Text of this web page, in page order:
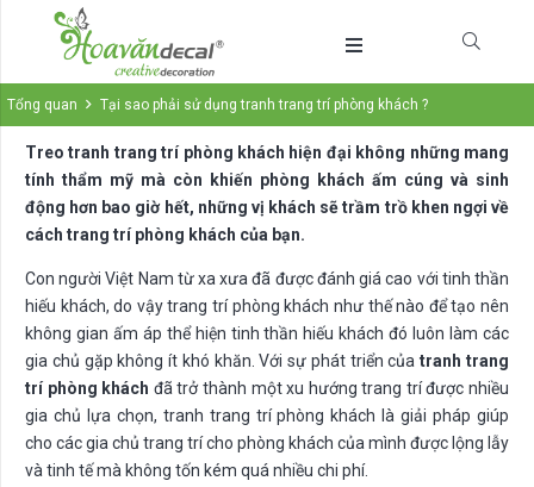
Tổng quan Tại sao phải sử dụng tranh trang trí phòng khách ?
Treo tranh trang trí phòng khách hiện đại không những mang
tính thẩm mỹ mà còn khiến phòng khách ấm cúng và sinh
động hơn bao giờ hết, những vị khách sẽ trầm trồ khen ngợi về
cách trang trí phòng khách của bạn.
Con người Việt Nam từ xa xưa đã được đánh giá cao với tinh thần
hiếu khách, do vậy trang trí phòng khách như thế nào để tạo nên
không gian ấm áp thể hiện tinh thần hiếu khách đó luôn làm các
gia chủ gặp không ít khó khăn. Với sự phát triển củatranh trang
trí phòng khách đã trở thành một xu hướng trang trí được nhiều
gia chủ lựa chọn, tranh trang trí phòng khách là giải pháp giúp
cho các gia chủ trang trí cho phòng khách của mình được lộng lẫy
và tinh tế mà không tốn kém quá nhiều chi phí.